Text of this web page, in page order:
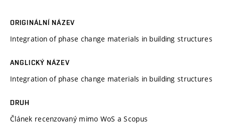
ORIGINÁLNÍ NÁZEV
Integration of phase change materials in building structures
ANGLICKÝ NÁZEV
Integration of phase change materials in building structures
DRUH
Článek recenzovaný mimo WoS a Scopus